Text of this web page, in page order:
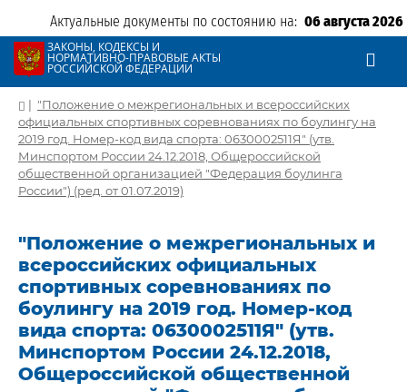
Актуальные документы по состоянию на: 06 августа 2026
ЗАКОНЫ, КОДЕКСЫ И
НОРМАТИВНО-ПРАВОВЫЕ АКТЫ
РОССИЙСКОЙ ФЕДЕРАЦИИ
| "Положение о межрегиональных и всероссийских
официальных спортивных соревнованиях по боулингу на
2019 год. Номер-код вида спорта: 0630002511Я" (утв.
Минспортом России 24.12.2018, Общероссийской
общественной организацией "Федерация боулинга
России") (ред. от 01.07.2019)
"Положение о межрегиональных и
всероссийских официальных
спортивных соревнованиях по
боулингу на 2019 год. Номер-код
вида спорта: 0630002511Я" (утв.
Минспортом России 24.12.2018,
Общероссийской общественной